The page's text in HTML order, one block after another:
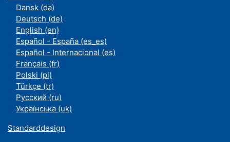
Dansk ‎(da)‎
Deutsch ‎(de)‎
English ‎(en)‎
Español - España ‎(es_es)‎
Español - Internacional ‎(es)‎
Français ‎(fr)‎
Polski ‎(pl)‎
Türkçe ‎(tr)‎
Русский ‎(ru)‎
Українська ‎(uk)‎
Standarddesign